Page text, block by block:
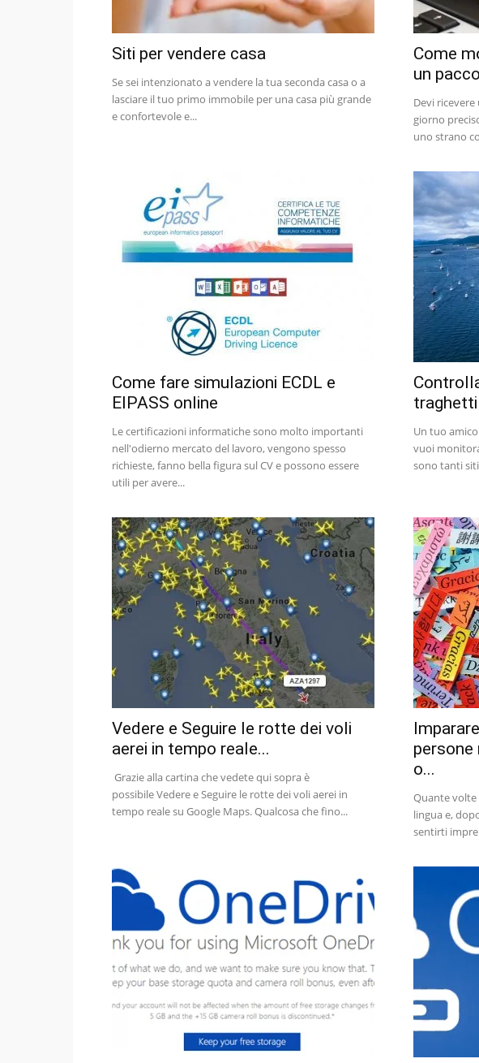
Siti per vendere casa
Se sei intenzionato a vendere la tua seconda casa o a
lasciare il tuo primo immobile per una casa più grande
e confortevole e...
Come
un pacco
Devi
giorno
uno strano
Come fare simulazioni ECDL e
EIPASS online
Le certificazioni informatiche sono molto importanti
nell'odierno mercato del lavoro, vengono spesso
richieste, fanno bella figura sul CV e possono essere
utili per avere...
Un tuo
vuoi
sono tanti
Vedere e Seguire le rotte dei voli
aerei in tempo reale...
Grazie alla cartina che vedete qui sopra è
possibile Vedere e Seguire le rotte dei voli aerei in
tempo reale su Google Maps. Qualcosa che fino...
persone
o...
Quante
lingua e,
sentirti